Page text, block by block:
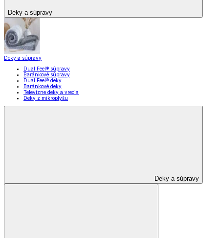
Deky a súpravy
Deky a súpravy
Dual Feel® súpravy
Baránkové súpravy
Dual Feel® deky
Baránkové deky
Televízne deky a vrecia
Deky z mikroplyšu
Deky a súpravy